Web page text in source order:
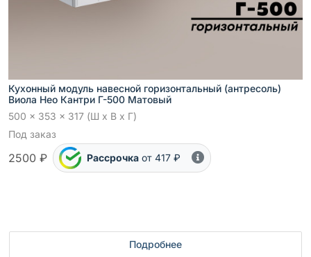
Кухонный модуль навесной горизонтальный (антресоль)
Виола Нео Кантри Г-500 Матовый
500 x 353 x 317 (Ш x В x Г)
Под заказ
2500 ₽ Рассрочка от 417 ₽
Подробнее